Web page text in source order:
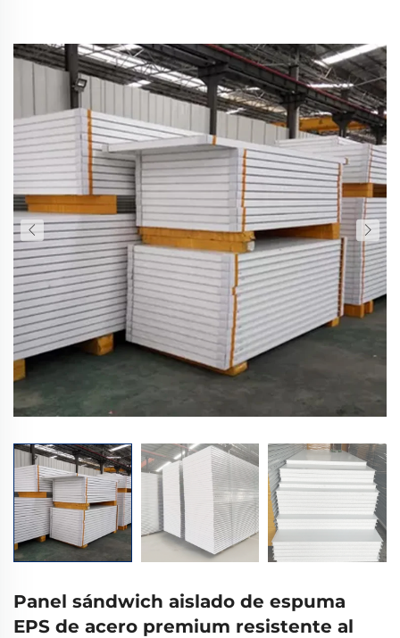
Panel sándwich aislado de espuma
EPS de acero premium resistente al